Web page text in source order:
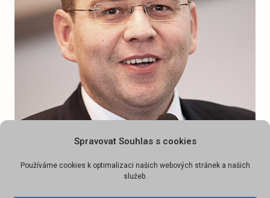
Spravovat Souhlas s cookies
Používáme cookies k optimalizaci našich webových stránek a našich
služeb.
Michal Cabala